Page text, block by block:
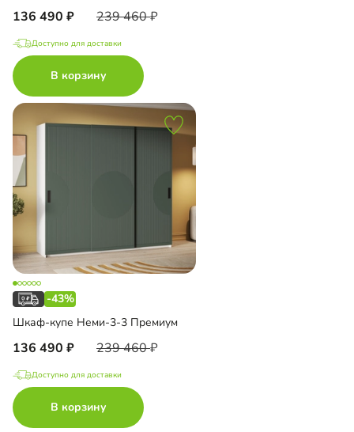
136 490 239 460
Доступно для доставки
В корзину
-43%
Шкаф-купе Неми-3-3 Премиум
136 490 239 460
Доступно для доставки
В корзину